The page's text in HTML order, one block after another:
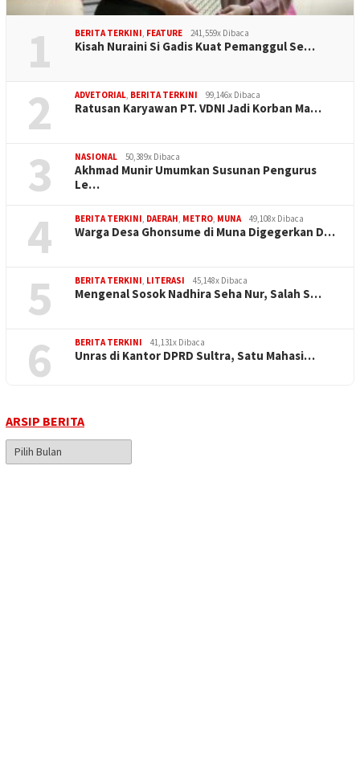
1 BERITA TERKINI FEATURE 241,559x Dibaca
Kisah Nuraini Si Gadis Kuat Pemanggul Se…
2 ADVETORIAL BERITA TERKINI 99,146x Dibaca
Ratusan Karyawan PT. VDNI Jadi Korban Ma…
3 NASIONAL 50,389x Dibaca
Akhmad Munir Umumkan Susunan Pengurus
Le…
4 BERITA TERKINI DAERAH METRO MUNA 49,108x Dibaca
Warga Desa Ghonsume di Muna Digegerkan D…
5 BERITA TERKINI LITERASI 45,148x Dibaca
Mengenal Sosok Nadhira Seha Nur, Salah S…
6 BERITA TERKINI 41,131x Dibaca
Unras di Kantor DPRD Sultra, Satu Mahasi…
ARSIP BERITA
Arsip
Berita